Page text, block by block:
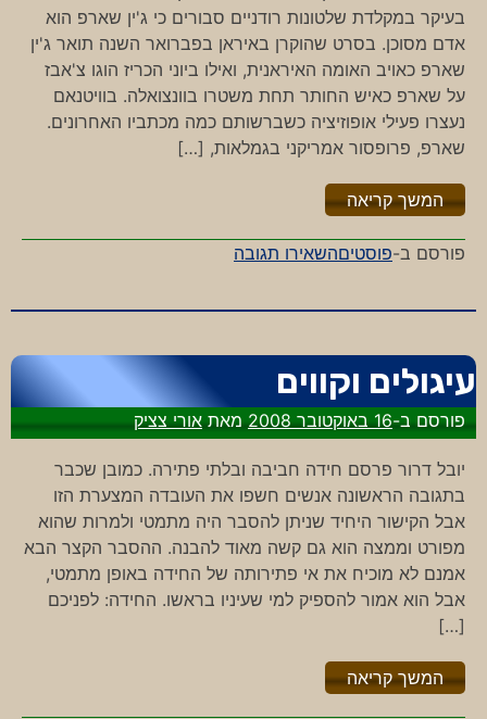
בעיקר במקלדת שלטונות רודניים סבורים כי ג'ין שארפ הוא
אדם מסוכן. בסרט שהוקרן באיראן בפברואר השנה תואר ג'ין
שארפ כאויב האומה האיראנית, ואילו ביוני הכריז הוגו צ'אבז
על שארפ כאיש החותר תחת משטרו בוונצואלה. בוויטנאם
נעצרו פעילי אופוזיציה כשברשותם כמה מכתביו האחרונים.
שארפ, פרופסור אמריקני בגמלאות, […]
המשך קריאה"%s"
פורסם ב-פוסטיםהשאירו תגובה
מרחוק
עיגולים וקווים
פורסם ב-16 באוקטובר 2008 מאתאורי צציק
יובל דרור פרסם חידה חביבה ובלתי פתירה. כמובן שכבר
בתגובה הראשונה אנשים חשפו את העובדה המצערת הזו
אבל הקישור היחיד שניתן להסבר היה מתמטי ולמרות שהוא
מפורט וממצה הוא גם קשה מאוד להבנה. ההסבר הקצר הבא
אמנם לא מוכיח את אי פתירותה של החידה באופן מתמטי,
אבל הוא אמור להספיק למי שעיניו בראשו. החידה: לפניכם
[…]
המשך קריאה"%s"